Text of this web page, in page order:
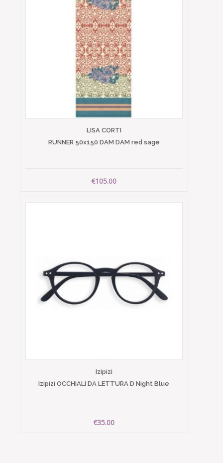
LISA CORTI
RUNNER 50x150 DAM DAM red sage
€105.00
Izipizi
Izipizi OCCHIALI DA LETTURA D Night Blue
€35.00